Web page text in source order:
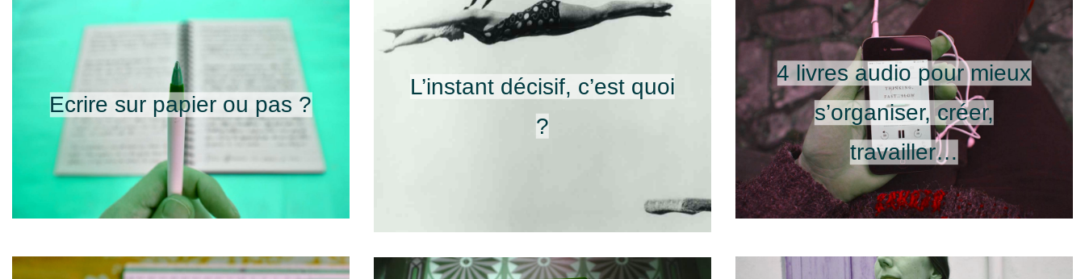
Ecrire sur papier ou pas ?
L’instant décisif, c’est quoi
?
4 livres audio pour mieux
s’organiser, créer,
travailler…